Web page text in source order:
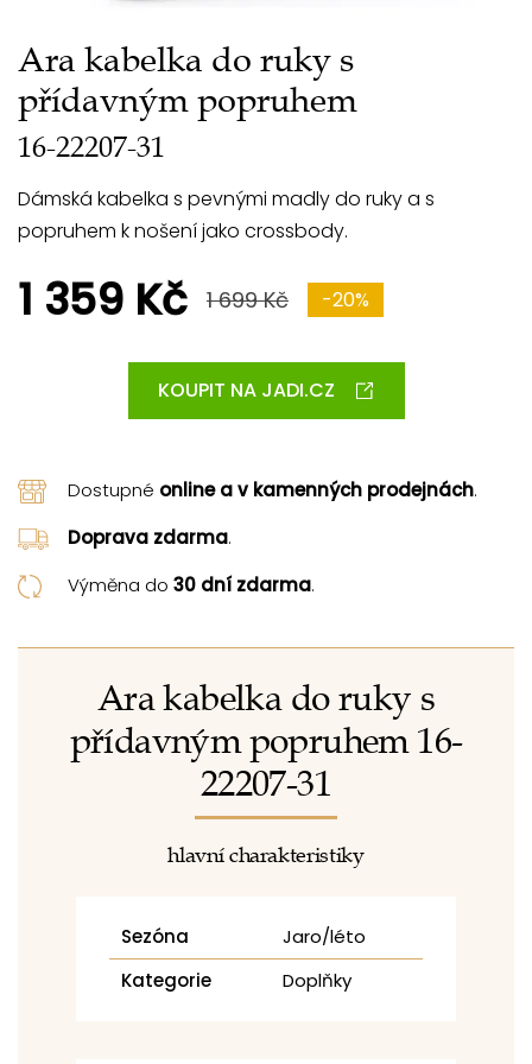
Ara kabelka do ruky s
přídavným popruhem
16-22207-31
Dámská kabelka s pevnými madly do ruky a s
popruhem k nošení jako crossbody.
1 359 Kč 1 699 Kč -20%
KOUPIT NA JADI.CZ
Dostupné online a v kamenných prodejnách.
Doprava zdarma.
Výměna do 30 dní zdarma.
Ara kabelka do ruky s
přídavným popruhem 16-
22207-31
hlavní charakteristiky
Sezóna
Jaro/léto
Kategorie
Doplňky